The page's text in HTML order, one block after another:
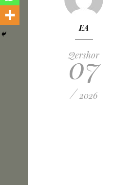
EA
Qershor
07
/ 2026